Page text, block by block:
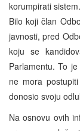
korumpirati
Bilo koji član
javnosti, pred
koju se
Parlamentu. To
ne mora
donosio svoju
Na osnovu ovih